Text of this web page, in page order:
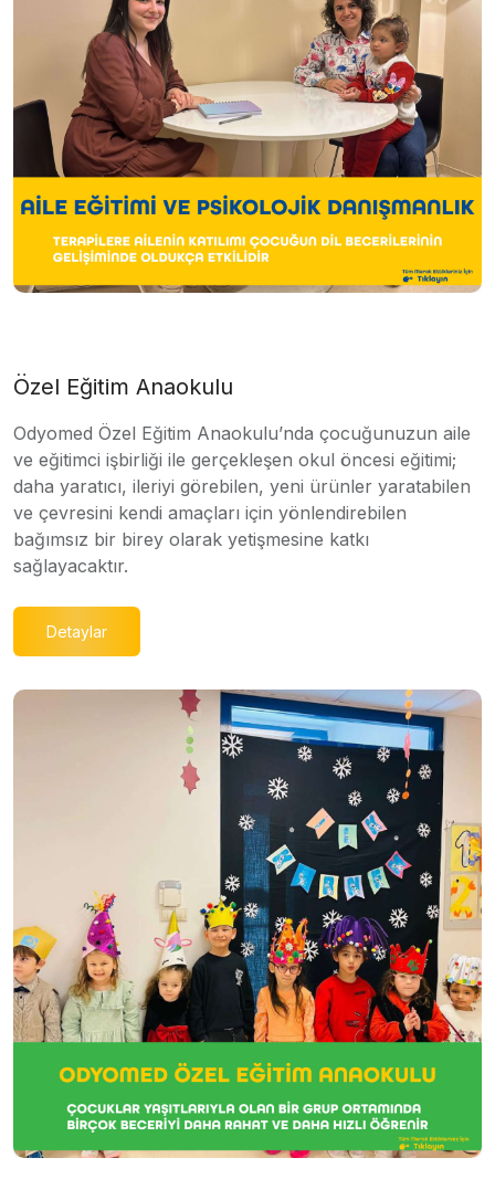
Özel Eğitim Anaokulu
Odyomed Özel Eğitim Anaokulu’nda çocuğunuzun aile
ve eğitimci işbirliği ile gerçekleşen okul öncesi eğitimi;
daha yaratıcı, ileriyi görebilen, yeni ürünler yaratabilen
ve çevresini kendi amaçları için yönlendirebilen
bağımsız bir birey olarak yetişmesine katkı
sağlayacaktır.
Detaylar